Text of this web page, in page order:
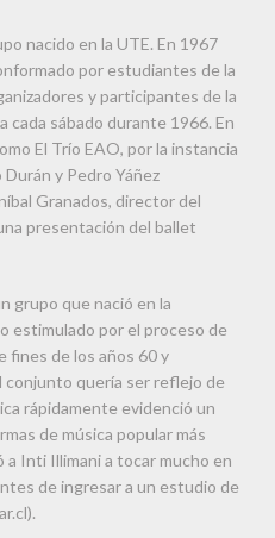
nacido en la UTE. En 1967
por estudiantes de la
y participantes de la
cada sábado durante 1966. En
El Trío EAO, por la instancia
y Pedro Yáñez
Granados, director del
presentación del ballet
grupo que nació en la
estimulado por el proceso de
fines de los años 60 y
conjunto quería ser reflejo de
rápidamente evidenció un
de música popular más
a Inti Illimani a tocar mucho en
de ingresar a un estudio de